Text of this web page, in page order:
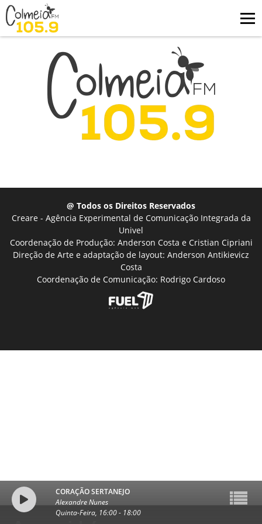
CORAÇÃO SERTANEJO
Alexandre Nunes
Quinta-Feira, 16:00- 18:00
@ Todos os Direitos Reservados
Creare - Agência Experimental de Comunicação Integrada da
Univel
Coordenação de Produção: Anderson Costa e Cristian Cipriani
Direção de Arte e adaptação de layout: Anderson Antikievicz
Costa
Coordenação de Comunicação: Rodrigo Cardoso